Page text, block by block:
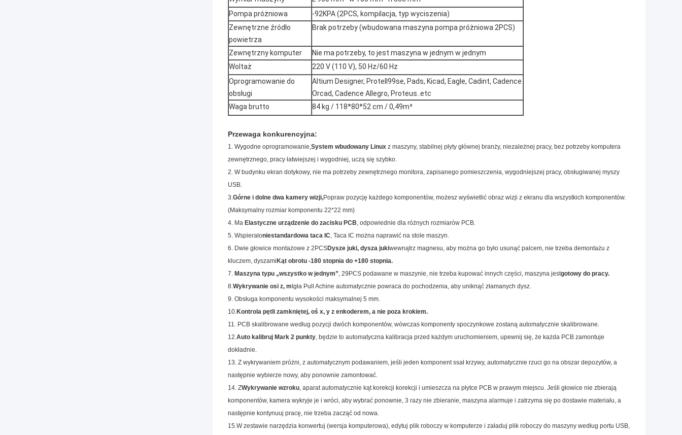
Pompa próżniowa
-92KPA (2PCS, kompilacja, typ wyciszenia)
Zewnętrzne źródło
powietrza
Brak potrzeby (wbudowana maszyna pompa próżniowa 2PCS)
Zewnętrzny komputer
Nie ma potrzeby, to jest maszyna w jednym w jednym
Woltaż
220 V (110 V), 50 Hz/60 Hz
Oprogramowanie do
obsługi
Altium Designer, Protell99se, Pads, Kicad, Eagle, Cadint, Cadence
Orcad, Cadence Allegro, Proteus..etc
Waga brutto
84 kg / 118*80*52 cm / 0,49m³
Przewaga konkurencyjna:
1. Wygodne oprogramowanie,System wbudowany Linux z maszyny, stabilnej płyty głównej branży, niezależnej pracy, bez potrzeby komputera
zewnętrznego, pracy łatwiejszej i wygodniej, uczą się szybko.
2. W budynku ekran dotykowy, nie ma potrzeby zewnętrznego monitora, zapisanego pomieszczenia, wygodniejszej pracy, obsługiwanej myszy
USB.
3.Górne i dolne dwa kamery wizji,Popraw pozycję każdego komponentów, możesz wyświetlić obraz wizji z ekranu dla wszystkich komponentów.
(Maksymalny rozmiar komponentu 22*22 mm)
4. Ma Elastyczne urządzenie do zacisku PCB, odpowiednie dla różnych rozmiarów PCB.
5. Wspierałoniestandardowa taca IC, Taca IC można naprawić na stole maszyn.
6. Dwie głowice montażowe z 2PCSDysze juki, dysza jukiwewnątrz magnesu, aby można go było usunąć palcem, nie trzeba demontażu z
kluczem, dyszami Kąt obrotu -180 stopnia do +180 stopnia.
7. Maszyna typu „wszystko w jednym”, 29PCS podawane w maszynie, nie trzeba kupować innych części, maszyna jestgotowy do pracy.
8.Wykrywanie osi z, m Igła Pull Achine automatycznie powraca do pochodzenia, aby uniknąć złamanych dysz.
9. Obsługa komponentu wysokości maksymalnej 5 mm.
10.Kontrola pętli zamkniętej, oś x, y z enkoderem, a nie poza krokiem.
11. PCB skalibrowane według pozycji dwóch komponentów, wówczas komponenty spoczynkowe zostaną automatycznie skalibrowane.
12.Auto kalibruj Mark 2 punkty, będzie to automatyczna kalibracja przed każdym uruchomieniem, upewnij się, że każda PCB zamontuje
dokładnie.
13. Z wykrywaniem próżni, z automatycznym podawaniem, jeśli jeden komponent ssał krzywy, automatycznie rzuci go na obszar depozytów, a
następnie wybierze nowy, aby ponownie zamontować.
14. ZWykrywanie wzroku, aparat automatycznie kąt korekcji korekcji i umieszcza na płytce PCB w prawym miejscu. Jeśli głowice nie zbierają
komponentów, kamera wykryje je i wróci, aby wybrać ponownie, 3 razy nie zbieranie, maszyna alarmuje i zatrzyma się po dostawie materiału, a
następnie kontynuuj pracę, nie trzeba zacząć od nowa.
15.W zestawie narzędzia konwertuj (wersja komputerowa), edytuj plik roboczy w komputerze i załaduj plik roboczy do maszyny według portu USB,